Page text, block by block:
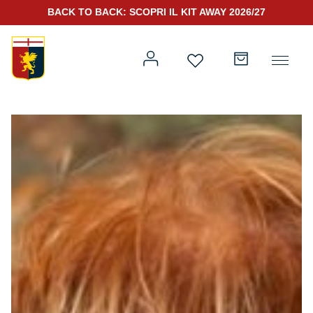
Prima squadra
Prima squadra
Genoa for Special
Kit Gara 2026/27
Training
Rappresentanza
Kit Gara 25/26
BACK TO BACK: SCOPRI IL KIT AWAY 2026/27